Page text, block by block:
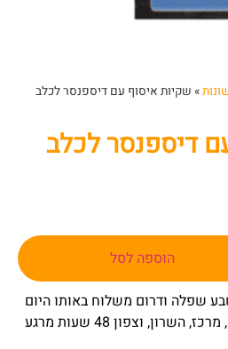
» שקיות איסוף עם דיספנסר לכלב
דיספנסר לכלב
הוספה לסל
שפלה ודרום משלוח באותו היום
או 24 שעות מרגע ההזמנה , מרכז, השרון, וצפון 48 שעות מרגע